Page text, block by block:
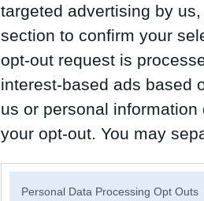
targeted advertising by
section to confirm your
opt-out request is
interest-based ads based
us or personal
your opt-out. You may
Personal Data Processing Opt Outs